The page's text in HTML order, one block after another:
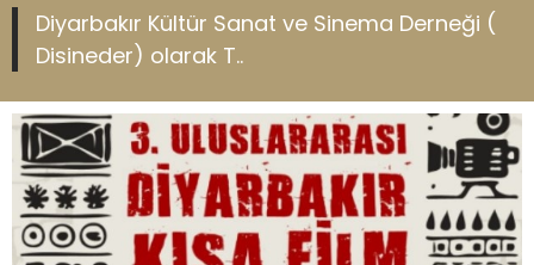
Diyarbakır Kültür Sanat ve Sinema Derneği (
Disineder) olarak T..